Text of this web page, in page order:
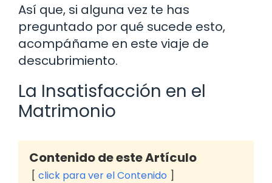
Así que, si alguna vez te has
preguntado por qué sucede esto,
acompáñame en este viaje de
descubrimiento.
La Insatisfacción en el
Matrimonio
Contenido de este Artículo
click para ver el Contenido